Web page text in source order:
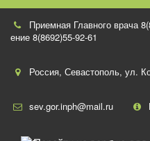
Приемная Главного врача
ение 8(8692)55-92-61
Россия, Севастополь, ул.
sev.gor.inph@mail.ru